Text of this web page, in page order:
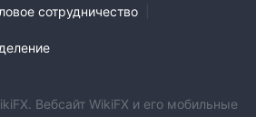
сотрудничество
Вебсайт WikiFX и его мобильные